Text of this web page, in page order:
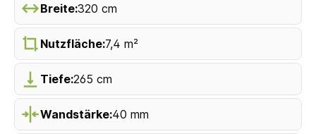
Breite:320 cm
Nutzfläche:7,4 m²
Tiefe:265 cm
Wandstärke:40 mm